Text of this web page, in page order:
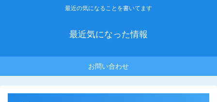
最近の気になることを書いてます
最近気になった情報
お問い合わせ